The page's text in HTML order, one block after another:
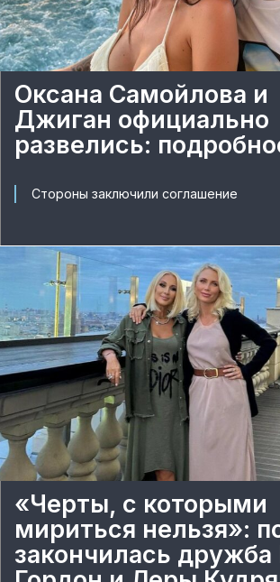
Оксана Самойлова и
Джиган официально
развелись:
Стороны заключили соглашение
«Черты, с которыми
мириться нельзя»:
закончилась дружба